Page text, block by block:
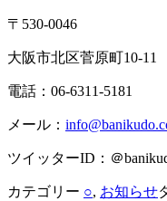
〒530-0046
大阪市北区菅原町10-
電話：06-6311-5181
メール：
ツイッターID：＠
カテゴリー ○, お知らせ